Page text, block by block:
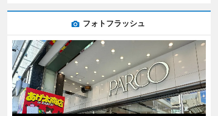
フォトフラッシュ